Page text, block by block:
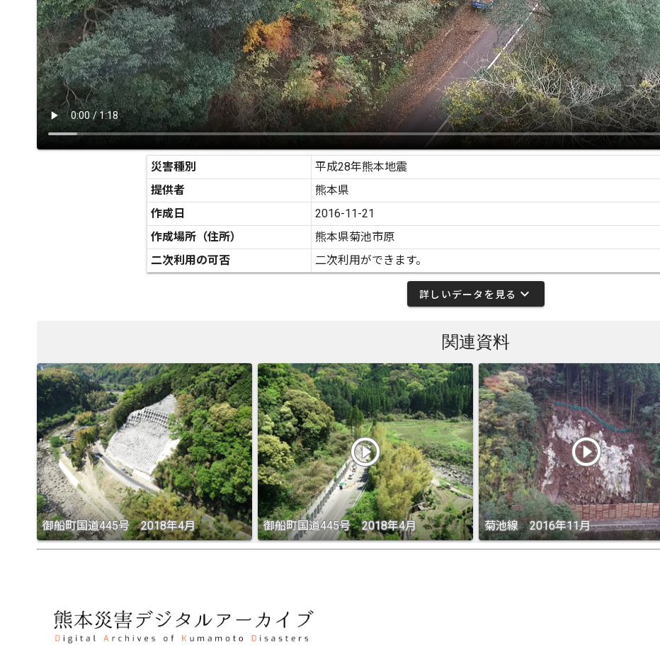
災害種別
平成28年熊本地震
提供者
熊本県
作成日
2016-11-21
作成場所（住所）
熊本県菊池市原
二次利用の可否
二次利用ができます。
詳しいデータを見る expand_more
関連資料
御船町国道445号 2018年4月
play_circle_outline
御船町国道445号 2018年4月
play_circle_outline
菊池線 2016年11月